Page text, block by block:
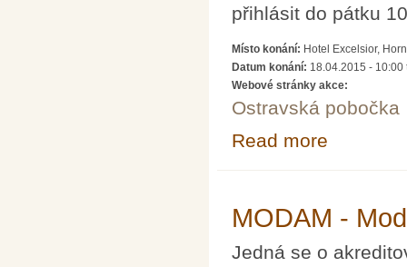
přihlásit do pátku
Místo konání: Hotel Excelsior,
Datum konání: 18.04.2015 - 10:00
Webové stránky akce:
Ostravská pobočka
Read more
MODAM -
Jedná se o